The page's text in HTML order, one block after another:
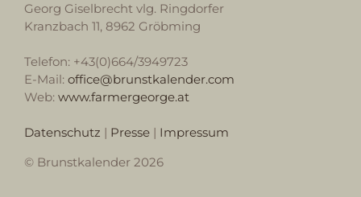
Georg Giselbrecht vlg. Ringdorfer
Kranzbach 11, 8962 Gröbming
Telefon: +43(0)664/3949723
E-Mail: office@brunstkalender.com
Web: www.farmergeorge.at
Datenschutz | Presse | Impressum
© Brunstkalender 2026